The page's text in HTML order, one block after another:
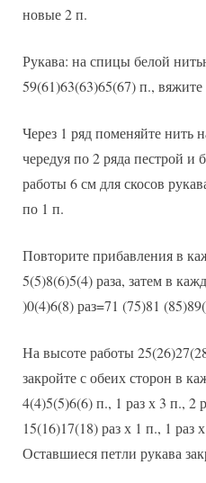
новые 2 п.
Рукава: на спицы белой
59(61)63(63)65(67) п.,
Через 1 ряд поменяйте нить
чередуя по 2 ряда пестрой
работы 6 см для скосов
по 1 п.
Повторите прибавления в
5(5)8(6)5(4) раза, затем в
)0(4)6(8) раз=71 (75)81
На высоте работы
закройте с обеих сторон в
4(4)5(5)6(6) п., 1 раз х 3 п., 2
15(16)17(18) раз х 1 п., 1 раз
Оставшиеся петли рукава